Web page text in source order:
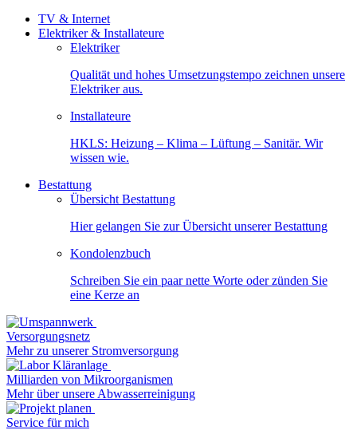
TV & Internet
Elektriker & Installateure
Elektriker
Qualität und hohes Umsetzungstempo zeichnen unsere
Elektriker aus.
Installateure
HKLS: Heizung – Klima – Lüftung – Sanitär. Wir
wissen wie.
Bestattung
Übersicht Bestattung
Hier gelangen Sie zur Übersicht unserer Bestattung
Kondolenzbuch
Schreiben Sie ein paar nette Worte oder zünden Sie
eine Kerze an
Versorgungsnetz
Mehr zu unserer Stromversorgung
Milliarden von Mikroorganismen
Mehr über unsere Abwasserreinigung
Service für mich